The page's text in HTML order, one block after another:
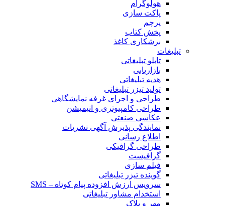
هولوگرام
پاکت سازی
پرچم
پخش کتاب
برشکاری کاغذ
تبلیغات
تابلو تبلیغاتی
بازاریابی
هدیه تبلیغاتی
تولید تیزر تبلیغاتی
طراحی و اجرای غرفه نمایشگاهی
طراحی کامپیوتری و انیمیشن
عکاسی صنعتی
نمایندگی پذیرش آگهی نشریات
اطلاع رسانی
طراحی گرافیکی
گرافیست
فیلم سازی
گوینده تیزر تبلیغاتی
سرویس ارزش افزوده پیام کوتاه – SMS
استخدام مشاور تبلیغاتی
مهر و پلاک